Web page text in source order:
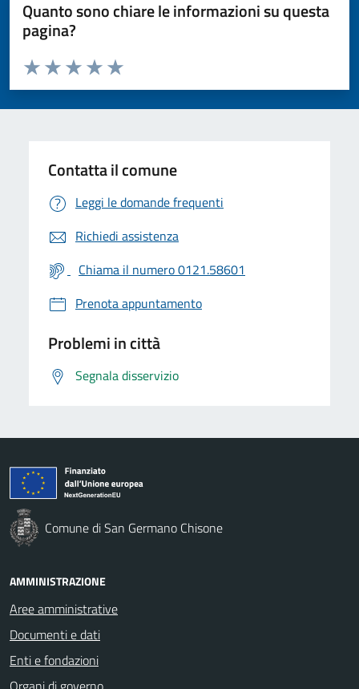
Quanto sono chiare le informazioni su questa
pagina?
Valuta da 1 a 5 stelle la pagina
Valuta 5 stelle su 5
Valuta 4 stelle su 5
Valuta 3 stelle su 5
Valuta 2 stelle su 5
Valuta 1 stelle su 5
Contatta il comune
Leggi le domande frequenti
Richiedi assistenza
Chiama il numero 0121.58601
Prenota appuntamento
Problemi in città
Segnala disservizio
Comune di San Germano Chisone
AMMINISTRAZIONE
Aree amministrative
Documenti e dati
Enti e fondazioni